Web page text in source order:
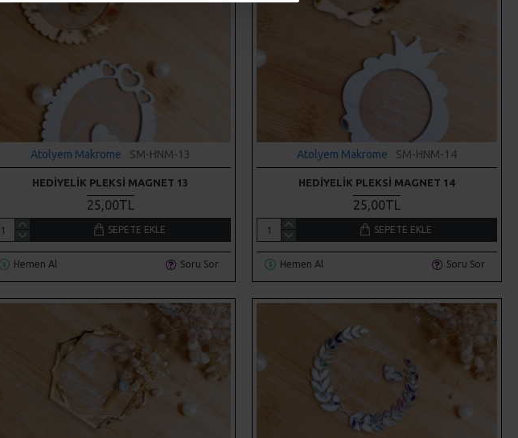
Atolyem Makrome SM-HNM-13
HEDIYELIK PLEKSI MAGNET 13
25,00TL
SEPETE EKLE
Hemen Al Soru Sor
Atolyem Makrome SM-HNM-14
HEDIYELIK PLEKSI MAGNET 14
25,00TL
SEPETE EKLE
Hemen Al Soru Sor